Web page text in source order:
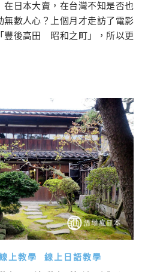
在日本大賣，在台灣不知是否也
無數人心？上個月才走訪了電影
豐後高田 昭和之町」，所以更
才行，便火速去看了。本篇沒
候話不說出來，就沒有辦法傳遞
人，就是因為我們擁有語言，不
好好寫個名 […]…
上教學 線上日語教學